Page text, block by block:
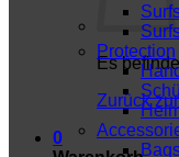
Es
Zurück
0
Protection